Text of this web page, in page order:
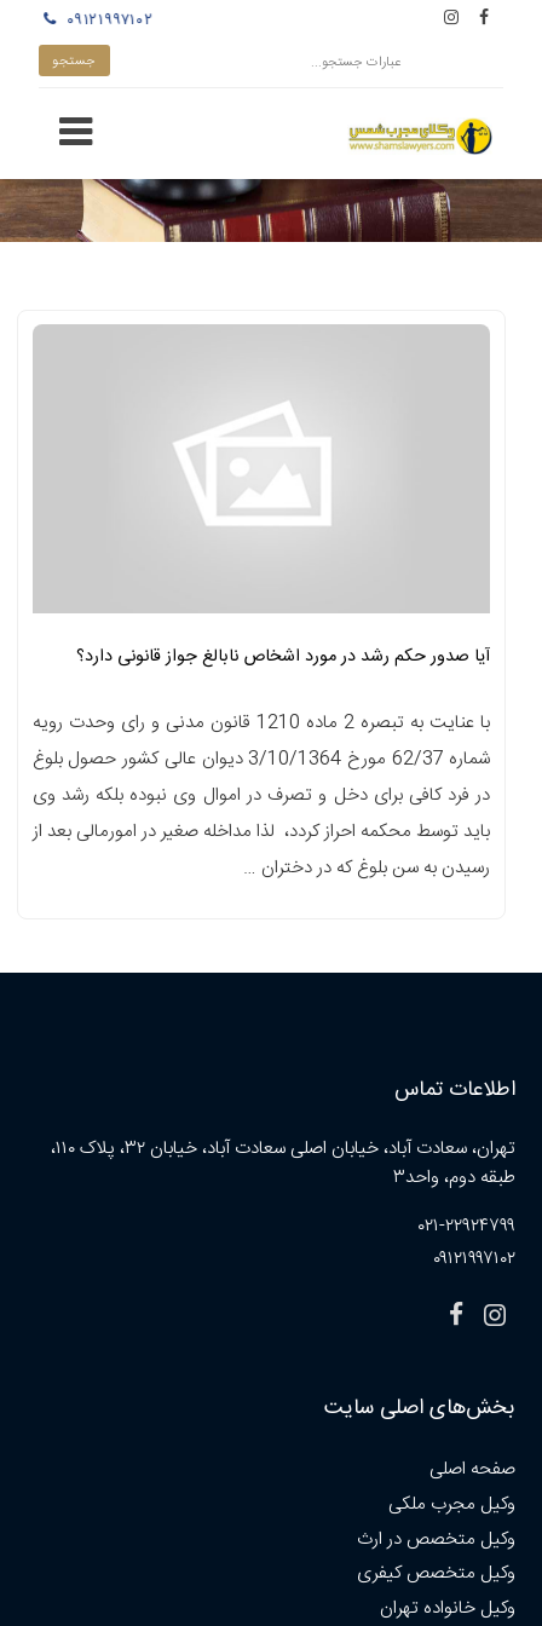
۰۹۱۲۱۹۹۷۱۰۲
آیا صدور حکم رشد در مورد اشخاص نابالغ جواز قانونی دارد؟
با عنایت به تبصره 2 ماده 1210 قانون مدنی و رای وحدت رویه
شماره 62/37 مورخ 3/10/1364 دیوان عالی کشور حصول بلوغ
در فرد کافی برای دخل و تصرف در اموال وی نبوده بلکه رشد وی
باید توسط محکمه احراز کردد، لذا مداخله صغیر در امورمالی بعد از
رسیدن به سن بلوغ که در دختران …
اطلاعات تماس
تهران، سعادت آباد، خیابان اصلی سعادت آباد، خیابان ۳۲، پلاک ۱۱۰،
طبقه دوم، واحد۳
۰۲۱-۲۲۹۲۴۷۹۹
۰۹۱۲۱۹۹۷۱۰۲
بخش‌های اصلی سایت
صفحه اصلی
وکیل مجرب ملکی
وکیل متخصص در ارث
وکیل متخصص کیفری
وکیل خانواده تهران